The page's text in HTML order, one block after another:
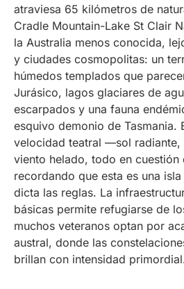
atraviesa 65 kilómetros de
Cradle Mountain-Lake St Clair
la Australia menos conocida,
y ciudades cosmopolitas: un
húmedos templados que
Jurásico, lagos glaciares de
escarpados y una fauna
esquivo demonio de Tasmania.
velocidad teatral —sol radiante,
viento helado, todo en
recordando que esta es una
dicta las reglas. La
básicas permite refugiarse de
muchos veteranos optan por
austral, donde las
brillan con intensidad